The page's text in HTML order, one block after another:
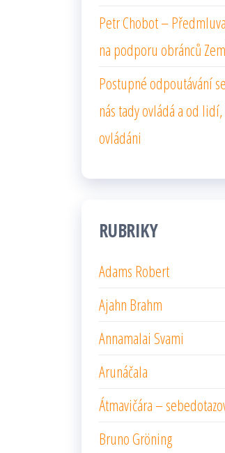
Petr Chobot –
na podporu obránců
Postupné odpoutávání
nás tady ovládá a od
ovládáni
RUBRIKY
Adams Robert
Ajahn Brahm
Annamalai Svami
Arunáčala
Átmavičára –
Bruno Gröning